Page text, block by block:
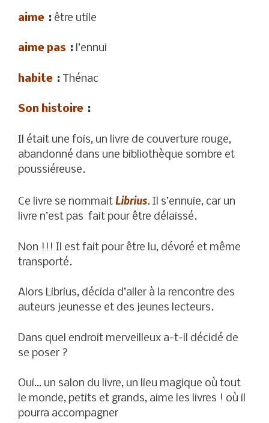
aime : être utile
aime pas : l’ennui
habite : Thénac
Son histoire :
Il était une fois, un livre de couverture rouge,
abandonné dans une bibliothèque sombre et
poussiéreuse.
Ce livre se nommait Librius. Il s’ennuie, car un
livre n’est pas fait pour être délaissé.
Non !!! Il est fait pour être lu, dévoré et même
transporté.
Alors Librius, décida d’aller à la rencontre des
auteurs jeunesse et des jeunes lecteurs.
Dans quel endroit merveilleux a-t-il décidé de
se poser ?
Oui… un salon du livre, un lieu magique où tout
le monde, petits et grands, aime les livres ! où il
pourra accompagner